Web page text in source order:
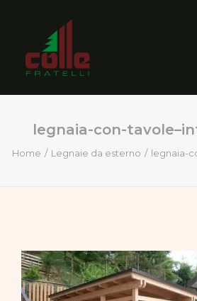
LEGNO
legnaia-con-
Home Legnaie da esterno legnaia-